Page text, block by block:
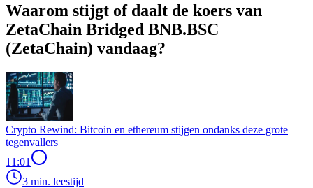
Waarom stijgt of daalt de koers van
ZetaChain Bridged BNB.BSC
(ZetaChain) vandaag?
Crypto Rewind: Bitcoin en ethereum stijgen ondanks deze grote
tegenvallers
11:01
3 min. leestijd